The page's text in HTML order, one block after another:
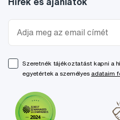
Szeretnék tájékoztatást kapni a
egyetértek a személyes adataim